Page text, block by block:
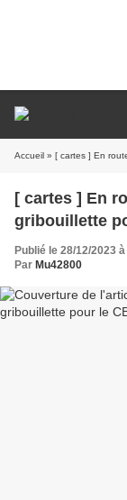
Accueil » [ cartes ] En
[ cartes ] En
gribouillette
Publié le 28/12/2023
Par Mu42800